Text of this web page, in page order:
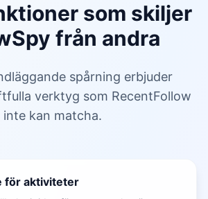
som skiljer
från andra
spårning erbjuder
verktyg som RecentFollow
inte kan matcha.
för aktiviteter